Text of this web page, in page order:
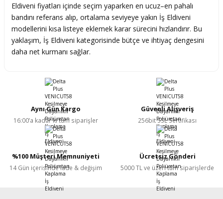
Eldiveni fiyatları içinde seçim yaparken en ucuz–en pahalı
bandını referans alıp, ortalama seviyeye yakın İş Eldiveni
modellerini kısa listeye eklemek karar sürecini hızlandırır. Bu
yaklaşım, İş Eldiveni kategorisinde bütçe ve ihtiyaç dengesini
daha net kurmanı sağlar.
Aynı Gün Kargo
16:00’a kadar ki tüm siparişler
Güvenli Alışveriş
256bit SSL Sertifikası
%100 Müşteri Memnuniyeti
14 Gün içerisinde iade & değişim
Ücretsiz Gönderi
5000 TL ve üzeri tüm siparişlerde